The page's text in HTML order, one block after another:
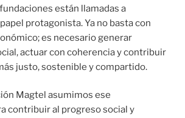
están llamadas a
protagonista. Ya no basta con
es necesario generar
actuar con coherencia y contribuir
justo, sostenible y compartido.
Magtel asumimos ese
contribuir al progreso social y